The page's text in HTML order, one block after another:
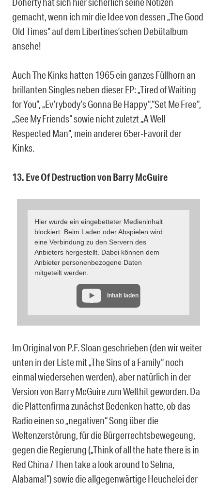
gemacht, wenn ich mir die Idee von dessen „The Good
Old Times“ auf dem Libertines’schen Debütalbum
ansehe!
Auch The Kinks hatten 1965 ein ganzes Füllhorn an
brillanten Singles neben dieser EP: „Tired of Waiting
for You“, „Ev’rybody’s Gonna Be Happy“,“Set Me Free“,
„See My Friends“ sowie nicht zuletzt „A Well
Respected Man“, mein anderer 65er-Favorit der
Kinks.
13. Eve Of Destruction von Barry McGuire
Hier wurde ein eingebetteter Medieninhalt
blockiert. Beim Laden oder Abspielen wird
eine Verbindung zu den Servern des
Anbieters hergestellt. Dabei können dem
Anbieter personenbezogene Daten
mitgeteilt werden.
Inhalt laden
Im Original von P.F. Sloan geschrieben (den wir weiter
unten in der Liste mit „The Sins of a Family“ noch
einmal wiedersehen werden), aber natürlich in der
Version von Barry McGuire zum Welthit geworden. Da
die Plattenfirma zunächst Bedenken hatte, ob das
Radio einen so „negativen“ Song über die
Weltenzerstörung, für die Bürgerrechtsbewegeung,
gegen die Regierung („Think of all the hate there is in
Red China / Then take a look around to Selma,
Alabama!“) sowie die allgegenwärtige Heuchelei der